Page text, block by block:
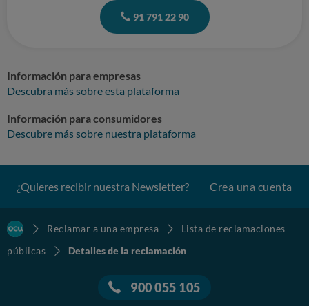
91 791 22 90
Información para empresas
Descubra más sobre esta plataforma
Información para consumidores
Descubre más sobre nuestra plataforma
¿Quieres recibir nuestra Newsletter? Crea una cuenta
Reclamar a una empresa
Lista de reclamaciones
públicas
Detalles de la reclamación
900 055 105